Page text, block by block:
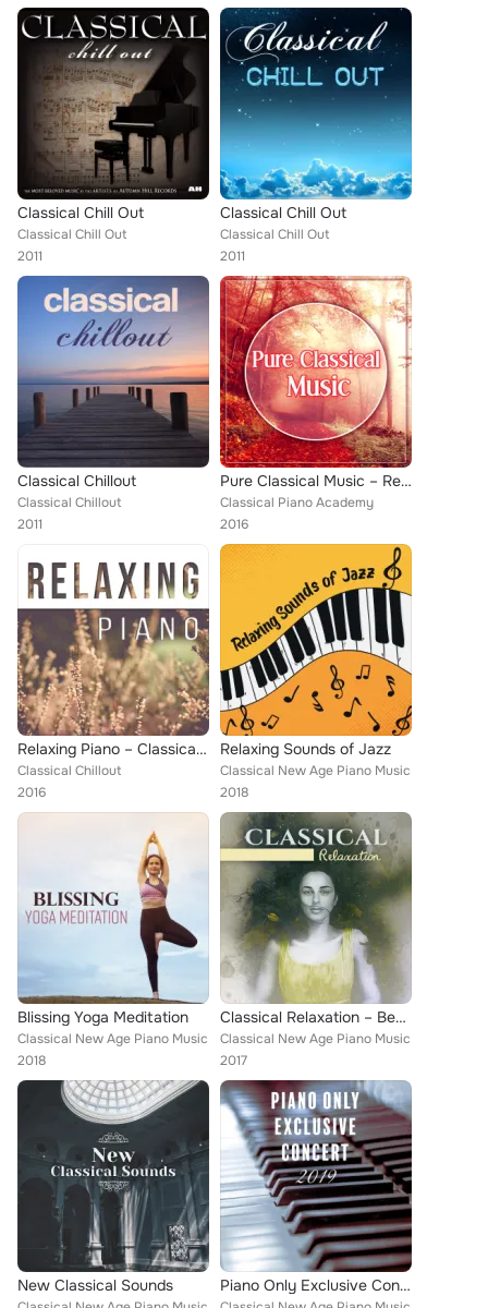
Classical Chill Out
Classical Chill Out
2011
Classical Chill Out
Classical Chill Out
2011
Classical Chillout
Classical Chillout
2011
Pure Classical Music – Relaxing Music, Meditation, Concentration, Baby Music, Deep Sleep
Classical Piano Academy
2016
Relaxing Piano – Classical Composers for You, Harmony and Peace with Mozart, Bach, Beethoven, Music to Rest
Classical Chillout
2016
Relaxing Sounds of Jazz
Classical New Age Piano Music
2018
Blissing Yoga Meditation
Classical New Age Piano Music
2018
Classical Relaxation – Best of Classic Composers: Bach, Mozart, Tchaikovsky, Schubert
Classical New Age Piano Music
2017
New Classical Sounds Piano Only Exclusive Concert 2019